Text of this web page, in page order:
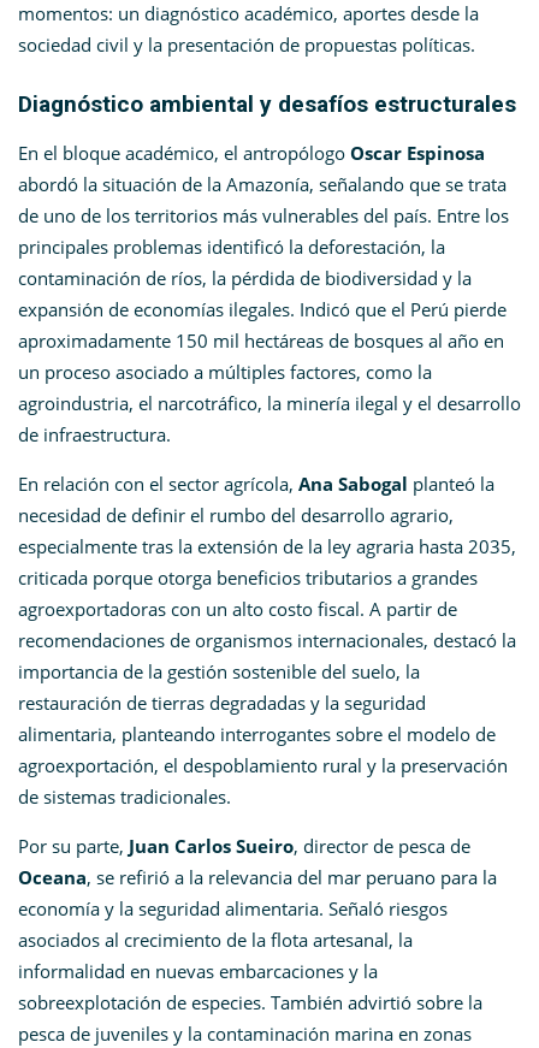
momentos: un diagnóstico académico, aportes desde la
sociedad civil y la presentación de propuestas políticas.
Diagnóstico ambiental y desafíos estructurales
En el bloque académico, el antropólogo Oscar Espinosa
abordó la situación de la Amazonía, señalando que se trata
de uno de los territorios más vulnerables del país. Entre los
principales problemas identificó la deforestación, la
contaminación de ríos, la pérdida de biodiversidad y la
expansión de economías ilegales. Indicó que el Perú pierde
aproximadamente 150 mil hectáreas de bosques al año en
un proceso asociado a múltiples factores, como la
agroindustria, el narcotráfico, la minería ilegal y el desarrollo
de infraestructura.
En relación con el sector agrícola, Ana Sabogal planteó la
necesidad de definir el rumbo del desarrollo agrario,
especialmente tras la extensión de la ley agraria hasta 2035,
criticada porque otorga beneficios tributarios a grandes
agroexportadoras con un alto costo fiscal. A partir de
recomendaciones de organismos internacionales, destacó la
importancia de la gestión sostenible del suelo, la
restauración de tierras degradadas y la seguridad
alimentaria, planteando interrogantes sobre el modelo de
agroexportación, el despoblamiento rural y la preservación
de sistemas tradicionales.
Por su parte, Juan Carlos Sueiro, director de pesca de
Oceana, se refirió a la relevancia del mar peruano para la
economía y la seguridad alimentaria. Señaló riesgos
asociados al crecimiento de la flota artesanal, la
informalidad en nuevas embarcaciones y la
sobreexplotación de especies. También advirtió sobre la
pesca de juveniles y la contaminación marina en zonas